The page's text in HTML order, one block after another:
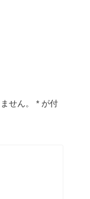
せん。 * が付